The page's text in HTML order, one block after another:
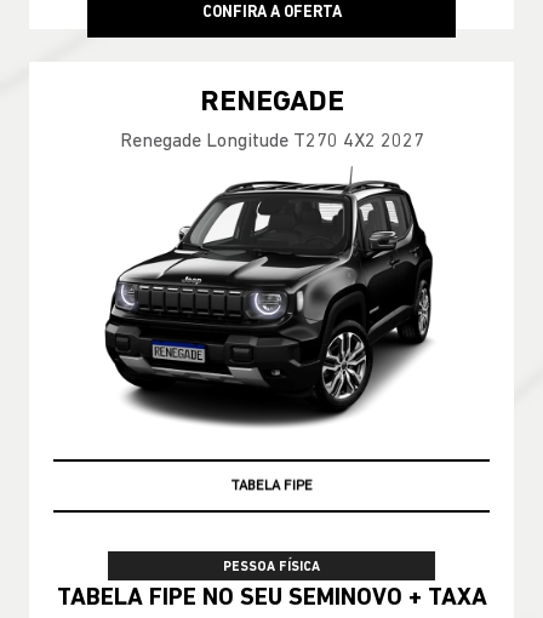
CONFIRA A OFERTA
RENEGADE
Renegade Longitude T270 4X2 2027
TABELA FIPE
PESSOA FÍSICA
TABELA FIPE NO SEU SEMINOVO + TAXA